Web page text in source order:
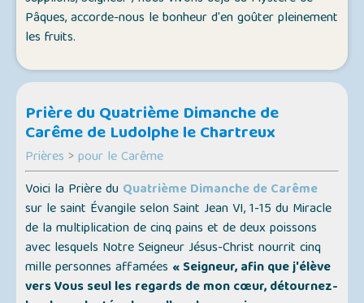
Pâques, accorde-nous le bonheur d'en goûter pleinement
les fruits.
Prière du Quatrième Dimanche de
Carême de Ludolphe le Chartreux
Prières >pour le Carême
Voici la Prière du Quatrième Dimanche de Carême
sur le saint Évangile selon Saint Jean VI, 1-15 du Miracle
de la multiplication de cinq pains et de deux poissons
avec lesquels Notre Seigneur Jésus-Christ nourrit cinq
mille personnes affamées « Seigneur, afin que j'élève
vers Vous seul les regards de mon cœur, détournez-